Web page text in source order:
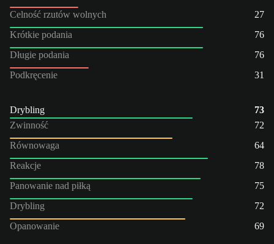
Celność rzutów wolnych
27
Krótkie podania
76
Długie podania
76
Podkręcenie
31
Drybling
73
Zwinność
72
Równowaga
64
Reakcje
78
Panowanie nad piłką
75
Drybling
72
Opanowanie
69